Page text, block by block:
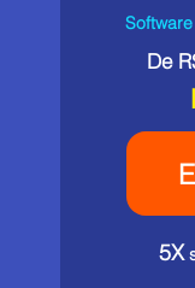
De
5X